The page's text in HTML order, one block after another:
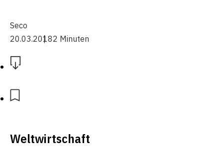
Seco
20.03.20182 Minuten
Weltwirtschaft